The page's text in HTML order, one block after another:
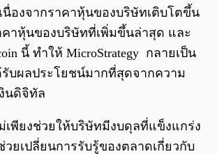
นื่องจากราคาหุ้นของบริษัทเติบโตขึ้น
คาหุ้นของบริษัทที่เพิ่มขึ้นล่าสุด และ
นี้ ทำให้ MicroStrategy กลายเป็น
บผลประโยชน์มากที่สุดจากความ
นดิจิทัล
เพียงช่วยให้บริษัทมีงบดุลที่แข็งแกร่ง
ยเปลี่ยนการรับรู้ของตลาดเกี่ยวกับ